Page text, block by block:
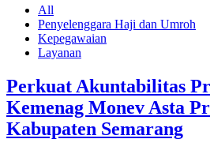
All
Penyelenggara Haji dan Umroh
Kepegawaian
Layanan
Perkuat Akuntabilitas
Kemenag Monev Asta
Kabupaten Semarang